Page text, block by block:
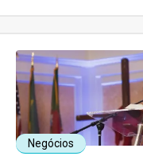
Negócios